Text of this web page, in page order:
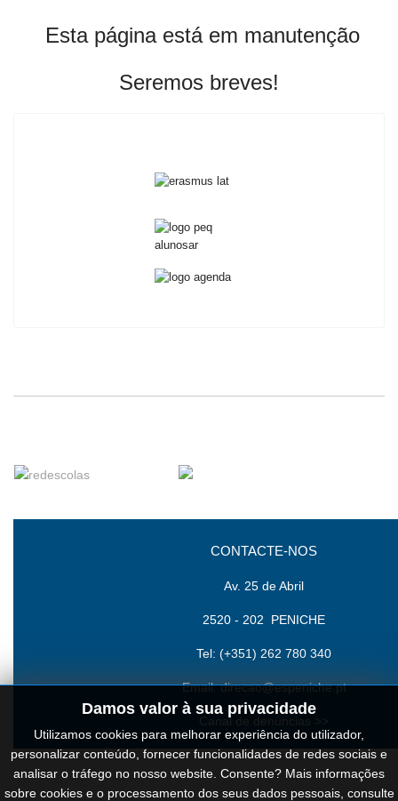
Esta página está em manutenção
Seremos breves!
CONTACTE-NOS
Av. 25 de Abril
2520 - 202 PENICHE
Tel: (+351) 262 780 340
Email:direcao@espeniche.pt
Canal de denúncias >>
Cookies
Damos valor à sua privacidade
Utilizamos cookies para melhorar experiência do utilizador,
personalizar conteúdo, fornecer funcionalidades de redes sociais e
analisar o tráfego no nosso website. Consente? Mais informações
sobre cookies e o processamento dos seus dados pessoais, consulte